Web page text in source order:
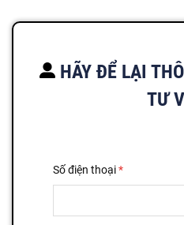
HÃY ĐỂ LẠI
TƯ